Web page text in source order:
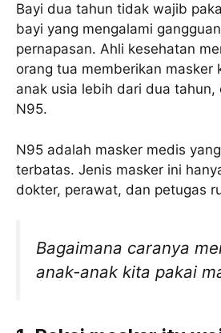
Bayi dua tahun tidak wajib
bayi yang mengalami
pernapasan. Ahli kesehatan
orang tua memberikan masker
anak usia lebih dari dua tahun,
N95.
N95 adalah masker medis
terbatas. Jenis masker ini
dokter, perawat, dan petugas
Bagaimana caranya
anak-anak kita pakai